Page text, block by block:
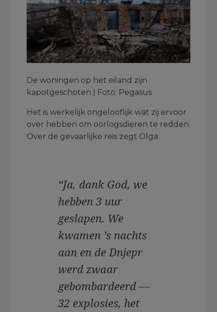
De woningen op het eiland zijn
kapotgeschoten | Foto: Pegasus
Het is werkelijk ongelooflijk wat zij ervoor
over hebben om oorlogsdieren te redden.
Over de gevaarlijke reis zegt Olga:
“Ja, dank God, we
hebben 3 uur
geslapen. We
kwamen ’s nachts
aan en de Dnjepr
werd zwaar
gebombardeerd —
32 explosies, het